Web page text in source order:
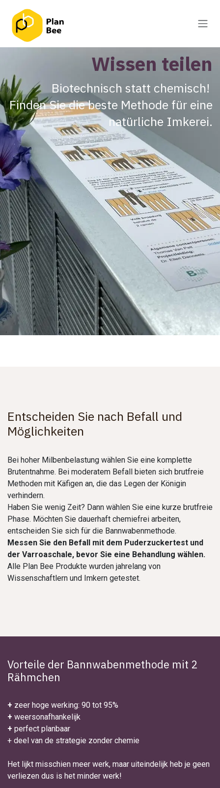
Wissen teilen
Biotechnisch statt chemisch!
Finden Sie die beste Methode für eine
natürliche Imkerei.
Entscheiden Sie nach Befall und
Möglichkeiten
Bei hoher Milbenbelastung wählen Sie eine komplette
Brutentnahme. Bei moderatem Befall bieten sich brutfreie
Methoden mit Käfigen an, die das Legen der Königin
verhindern.
Haben Sie wenig Zeit? Dann wählen Sie eine kurze brutfreie
Phase. Möchten Sie dauerhaft chemiefrei arbeiten,
entscheiden Sie sich für die Bannwabenmethode.
Messen Sie den Befall mit dem Puderzuckertest und
der Varroaschale, bevor Sie eine Behandlung wählen.
Alle Plan Bee Produkte wurden jahrelang von
Wissenschaftlern und Imkern getestet.
Vorteile der Bannwabenmethode mit 2
Rähmchen
+ zeer hoge werking: 90 tot 95%
+ weersonafhankelijk
+ perfect planbaar
+ deel van de strategie zonder chemie
Het lijkt misschien meer werk, maar uiteindelijk heb je geen
verliezen dus is het minder werk!